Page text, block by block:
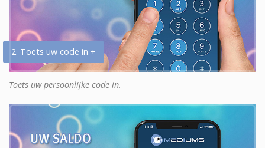
2. Toets uw code in +
Toets uw persoonlijke code in.